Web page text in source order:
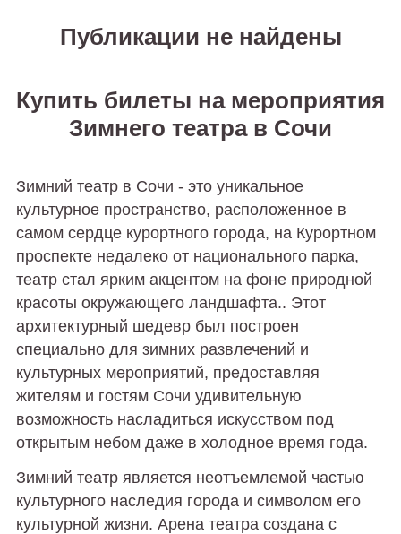
Публикации не найдены
Купить билеты на мероприятия
Зимнего театра в Сочи
Зимний театр в Сочи - это уникальное
культурное пространство, расположенное в
самом сердце курортного города, на Курортном
проспекте недалеко от национального парка,
театр стал ярким акцентом на фоне природной
красоты окружающего ландшафта.. Этот
архитектурный шедевр был построен
специально для зимних развлечений и
культурных мероприятий, предоставляя
жителям и гостям Сочи удивительную
возможность насладиться искусством под
открытым небом даже в холодное время года.
Зимний театр является неотъемлемой частью
культурного наследия города и символом его
культурной жизни. Арена театра создана с